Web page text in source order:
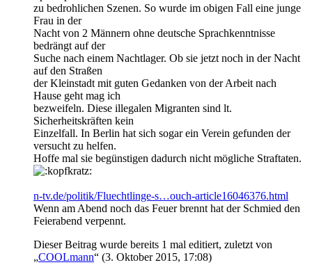
zu bedrohlichen Szenen. So wurde im obigen Fall eine junge
Frau in der
Nacht von 2 Männern ohne deutsche Sprachkenntnisse
bedrängt auf der
Suche nach einem Nachtlager. Ob sie jetzt noch in der Nacht
auf den Straßen
der Kleinstadt mit guten Gedanken von der Arbeit nach
Hause geht mag ich
bezweifeln. Diese illegalen Migranten sind lt.
Sicherheitskräften kein
Einzelfall. In Berlin hat sich sogar ein Verein gefunden der
versucht zu helfen.
Hoffe mal sie begünstigen dadurch nicht mögliche Straftaten.
n-tv.de/politik/Fluechtlinge-s…ouch-article16046376.html
Wenn am Abend noch das Feuer brennt hat der Schmied den
Feierabend verpennt.
Dieser Beitrag wurde bereits 1 mal editiert, zuletzt von
„COOLmann“ (3. Oktober 2015, 17:08)